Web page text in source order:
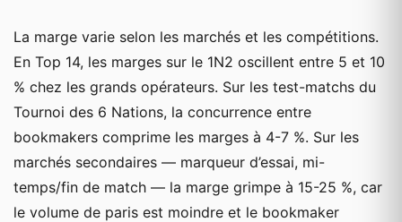
La marge varie selon les marchés et les compétitions.
En Top 14, les marges sur le 1N2 oscillent entre 5 et 10
% chez les grands opérateurs. Sur les test-matchs du
Tournoi des 6 Nations, la concurrence entre
bookmakers comprime les marges à 4-7 %. Sur les
marchés secondaires — marqueur d’essai, mi-
temps/fin de match — la marge grimpe à 15-25 %, car
le volume de paris est moindre et le bookmaker